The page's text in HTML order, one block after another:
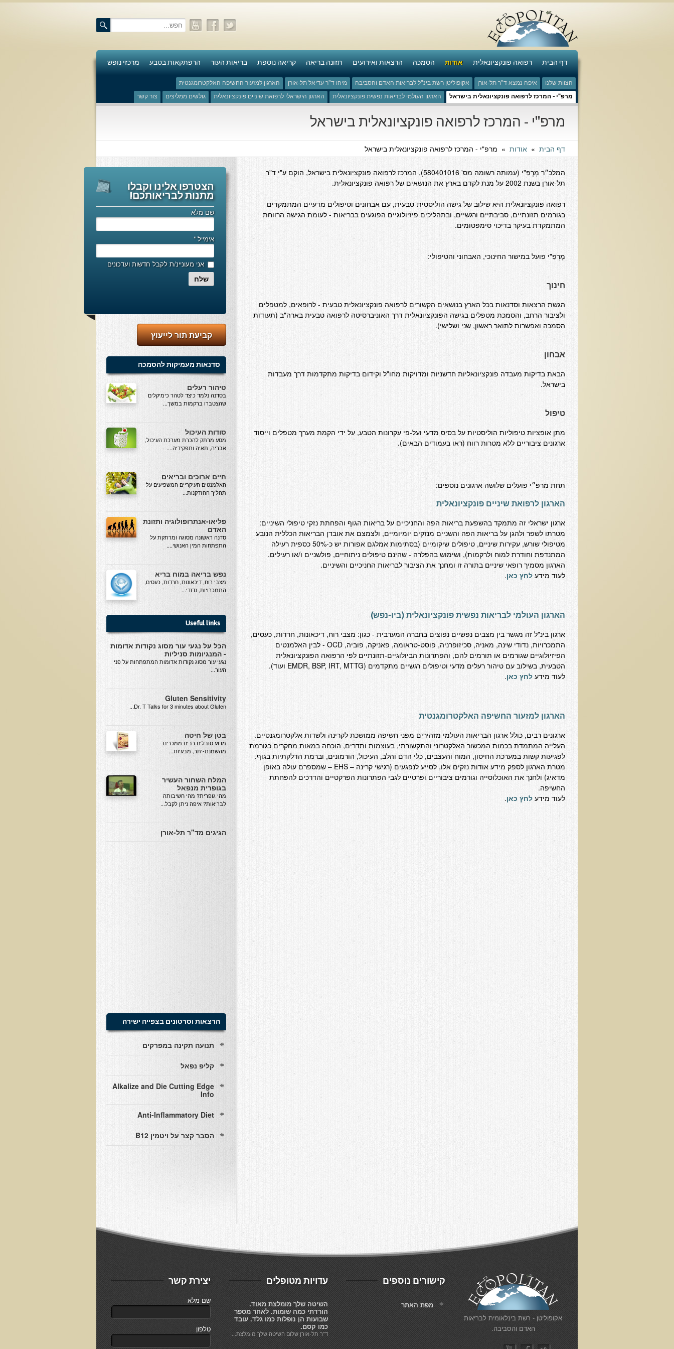
דף הבית רפואה פונקציונאלית אודות הסמכה הרצאות ואירועים תזונה בריאה קריאה נוספת בריאות העור הרפתקאות בטבע מרכזי נופש
הצוות שלנו איפה נמצא ד"ר תל-אורן אקופוליטן רשת בינ"ל לבריאות האדם והסביבה מיהו ד"ר עדיאל תל-אורן
הארגון למזעור החשיפה האלקטרומגנטית
מרפ"י - המרכז לרפואה פונקציונאלית בישראל
הארגון העולמי לבריאות נפשית פונקציונאלית הארגון הישראלי לרפואת שיניים פונקציונאלית גולשים ממליצים צור קשר
מרפ"י - המרכז לרפואה פונקציונאלית בישראל
דף הבית » אודות » מרפ"י - המרכז לרפואה פונקציונאלית בישראל
המלכ״ר מָרְפִּ"י (עמותה רשומה מס' 580401016), המרכז לרפואה פונקציונאלית בישראל, הוקם ע"י ד"ר
תל-אורן בשנת 2002 על מנת לקדם בארץ את הנושאים של רפואה פונקציונאלית.
רפואה פונקציונאלית היא שילוב של גישה הוליסטית-טבעית, עם אבחונים וטיפולים מדעיים המתמקדים
בגורמים תזונתיים, סביבתיים ורגשיים, ובתהליכים פיזיולוגיים הפוגעים בבריאות - לעומת הגישה הרווחת
המתמקדת בעיקר בדיכוי סימפטומים.
מָרְפִּ"י פועל במישור החינוכי, האבחוני והטיפולי:
חינוך
הגשת הרצאות וסדנאות בכל הארץ בנושאים הקשורים לרפואה פונקציונאלית טבעית - לרופאים, למטפלים
ולציבור הרחב, והסמכת מטפלים בגישה הפונקציונאלית דרך האוניברסיטה לרפואה טבעית בארה"ב (תעודות
הסמכה ואפשרות לתואר ראשון, שני ושלישי).
אבחון
הבאת בדיקות מעבדה פונקציונאליות חדשניות ומדויקות מחו"ל וקידום בדיקות מתקדמות דרך מעבדות
בישראל.
טיפול
מתן אופציות טיפוליות הוליסטיות על בסיס מדעי ועל-פי עקרונות הטבע, על ידי הקמת מערך מטפלים וייסוד
ארגונים ציבוריים ללא מטרות רווח (ראו בעמודים הבאים).
תחת מרפ״י פועלים שלושה ארגונים נוספים:
הארגון לרפואת שיניים פונקציונאלית
ארגון ישראלי זה מתמקד בהשפעת בריאות הפה והחניכיים על בריאות הגוף והפחתת נזקי טיפולי השיניים:
מטרתו לשפר ולהגן על בריאות הפה והשניים מנזקים יומיומיים, ולצמצם את אובדן הבריאות הכללית הנובע
מטיפולי שורש, עקירות שיניים, טיפולים שיקומיים (בסתימות אמלגם אפורות יש כ-50% כספית רעילה
המתנדפת וחודרת למוח ולרקמות), ושימוש בהפלרה - שהינם טיפולים ניתוחיים, פולשניים ו/או רעילים.
הארגון מסמיך רופאי שיניים בתורה זו ומחנך את הציבור לבריאות החניכיים והשיניים.
לעוד מידע לחץ כאן.
הארגון העולמי לבריאות נפשית פונקציונאלית (ביו-נפש)
ארגון בינ"ל זה מגשר בין מצבים נפשיים נפוצים בחברה המערבית - כגון: מצבי רוח, דיכאונות, חרדות, כעסים,
התמכרויות, נדודי שינה, מאניה, סכיזופרניה, פוסט-טראומה, פאניקה, פוביה, OCD - לבין האלמנטים
הפיזיולוגיים שגורמים או תורמים להם, והפתרונות הביולוגיים-תזונתיים לפי הרפואה הפונקציונאלית
הטבעית, בשילוב עם טיהור רעלים מדעי וטיפולים רגשיים מתקדמים (EMDR, BSP, IRT, MTTG ועוד).
לעוד מידע לחץ כאן.
הארגון למזעור החשיפה האלקטרומגנטית
ארגונים רבים, כולל ארגון הבריאות העולמי מזהירים מפני חשיפה ממושכת לקרינה ולשדות אלקטרומגנטיים.
העלייה המתמדת בכמות המכשור האלקטרוני והתקשורתי, בעוצמות ותדרים, הוכחה במאות מחקרים כגורמת
לפגיעות קשות במערכת החיסון, המוח והעצבים, כלי הדם והלב, העיכול, הורמונים, וברמת הדלקתיות בגוף.
מטרת הארגון לספק מידע אודות נזקים אלו, לסייע לנפגעים (רגישי קרינה – EHS – שמספרם עולה באופן
מדאיג) ולחנך את האוכלוסייה וגורמים ציבוריים ופרטיים לגבי הפתרונות הפרקטיים והדרכים להפחתת
החשיפה.
לעוד מידע לחץ כאן.
הצטרפו אלינו וקבלו
מתנות לבריאותכם!
שם מלא
אימייל*
אני מעוניינ/ת לקבל חדשות ועדכונים
שלח
קביעת תור לייעוץ
סדנאות מעמיקות להסמכה
טיהור רעלים
בסדנה נלמד כיצד לטהר כימיקלים
שהצטברו ברקמות במשך...
סודות העיכול
מסע מרתק להכרת מערכת העיכול,
אבריה, תאיה ותפקידיה....
חיים ארוכים ובריאים
האלמנטים העיקריים המשפיעים על
תהליך ההזדקנות...
פליאו-אנתרופולוגיה ותזונת
האדם
סדנה ראשונה מסוגה ומרתקת על
התפתחות המין האנושי....
נפש בריאה במוח בריא
מצבי רוח, דיכאונות, חרדות, כעסים,
התמכרויות, נדודי...
Useful links
הכל על נגעי עור מסוג נקודות אדומות
- המנגיומות סניליות
נגעי עור מסוג נקודות אדומות המתפתחות על פני
העור...
Gluten Sensitivity
Dr. T Talks for 3 minutes about Gluten...
בטן של חיטה
​מדוע סובלים רבים ממכרינו
מהשמנת-יתר, מבעיות...
המלח השחור העשיר
בגופרית מנפאל
מהי גופרית? מהי חשיבותה
לבריאות? איפה ניתן לקבל...
הגיגים מד"ר תל-אורן
הרצאות וסרטונים בצפייה ישירה
תנועה תקינה במפרקים
קליפ נפאל
Alkalize and Die Cutting Edge
Info
Anti-Inflammatory Diet
הסבר קצר על ויטמין B12
​אקופוליטן - רשת בינלאומית לבריאות
האדם והסביבה.
קישורים נוספים
מפת האתר
עדויות מטופלים
השיטה שלך מומלצת מאוד.
הורדתי כמה שומות. לאחר מספר
שבועות הן נופלות כמו גלד. עובד
כמו קסם.
ד"ר תל-אורן שלום השיטה שלך מומלצת...
יצירת קשר
שם מלא
טלפון